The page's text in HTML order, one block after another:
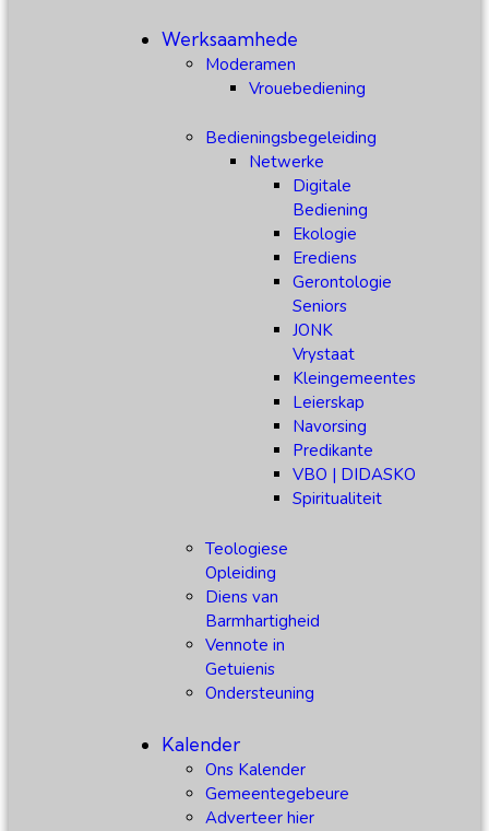
Werksaamhede
Moderamen
Vrouebediening
Bedieningsbegeleiding
Netwerke
Digitale
Bediening
Ekologie
Erediens
Gerontologie
Seniors
JONK
Vrystaat
Kleingemeentes
Leierskap
Navorsing
Predikante
VBO | DIDASKO
Spiritualiteit
Teologiese
Opleiding
Diens van
Barmhartigheid
Vennote in
Getuienis
Ondersteuning
Kalender
Ons Kalender
Gemeentegebeure
Adverteer hier